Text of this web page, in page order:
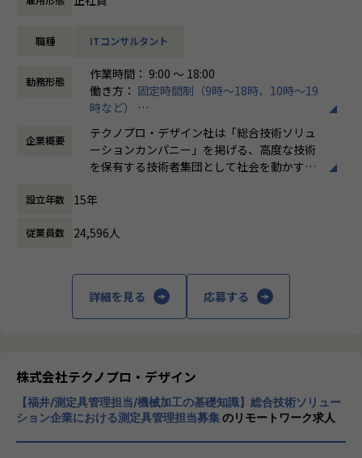
【想定業務】
②デジタルツイン領域ソリューション開発（バーチャルエン
③テスト自動化支援（DevOps/CICD/AI）
④PLM/ALMなどを含めたワークフロービジネス支援（MBSE
【お任せする工程やポジション】
当社ではコンサルティング～構想～PoCといったプリセール
実装、運用までのすべての工程に対応しております。
ただく工程、
【業務の変更の範囲】
会社の定める業務
職種 ITコンサルタント
勤務形態
作業時間： 9:00 ～ 18:00
働き方： 固定時間制（9時～18時、10時～19
時など）
時間外労働の有無： 有（月平均20時間）
休憩時間： 60分
企業概要
テクノプロ・デザイン社は「総合技術ソリュ
ーションカンパニー」を掲げる、高度な技術
を保有する技術者集団として社会を動かすこ
に渡ります。いわゆる技術者派遣と呼ばれ
働く場所に関わらない事業支援や最新技術を
用いた研究開発などを行っています。
程プロジェクトの増加といった世の中で技術
者集団として価値提供を行うために、エンジ
ニアが生涯活躍できる環境を考え事業運営を
行っています。
設立年数 15年
従業員数 24,596人
詳細を見る 応募する
株式会社テクノプロ・デザイン
【福井/測定具管理担当/機械加工の基礎知識】総合技術ソリュー
ション企業における測定具管理担当募集のリモートワーク求人